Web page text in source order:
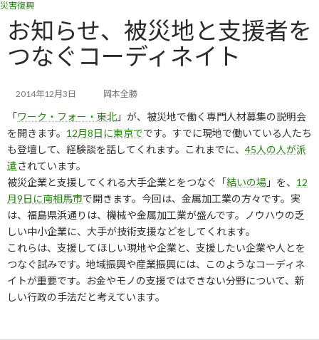
コ
ン
プ
ナ
ー
動
災害復興
お知らせ、被災地と支援者を
つなぐコーディネイト
2014年12月3日 岡本全勝
「ワーク・フォー・東北 」が、被災地で働く専門人材募集の説明会
を開きます。 12月8日に東京でです。すでに現地で働いている人たち
も登壇して、経験談を話してくれます。これまでに、 45人の人が派
遣されています。
被災企業と支援してくれる大手企業とをつなぐ「結いの場 」を、 12
月9日に南相馬市で開きます。今回は、金属加工業の方々です。実
は、福島県浜通りは、機械や金属加工業が盛んです。ノウハウの乏
しい中小企業に、大手が技術支援などをしてくれます。
これらは、支援してほしい現地や企業と、支援したい企業や人とを
つなぐ試みです。地域振興や産業振興には、このようなコーディネ
イトが重要です。お金やモノの支援ではできない分野について、新
しい行政の手法だと考えています。